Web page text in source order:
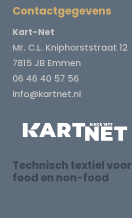
Technisch textiel voor
food en non-food
Contactgegevens
Kart-Net
Mr. C.L. Kniphorststraat 12
7815 JB Emmen
06 46 40 57 56
info@kartnet.nl